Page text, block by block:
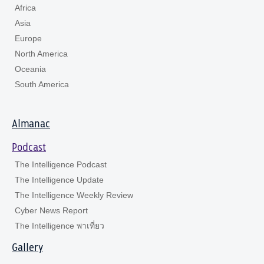
Africa
Asia
Europe
North America
Oceania
South America
Almanac
Podcast
The Intelligence Podcast
The Intelligence Update
The Intelligence Weekly Review
Cyber News Report
The Intelligence พาเที่ยว
Gallery